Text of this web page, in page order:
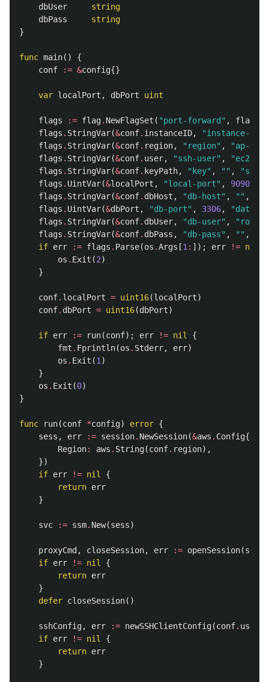
dbUser
string
dbPass
string
}
func main()
{
conf
:= &config{}
var localPort , dbPort uint
flags := flag. NewFlagSet ( "port-forward" , flag
flags . StringVar(&conf. instanceID, "instance-id"
flags . StringVar(&conf. region, "region" ,
"ap-
flags . StringVar(&conf. user, "ssh-user" ,
"ec2-
flags . StringVar(&conf. keyPath, "key" , "" ,
"ssh
flags . UintVar(&localPort , "local-port" , 9090
flags . StringVar(&conf. dbHost , "db-host" , "" ,
flags . UintVar(&dbPort , "db-port" , 3306,
flags . StringVar(&conf. dbUser, "db-user" , "root"
flags . StringVar(&conf. dbPass , "db-pass" , "" ,
if err := flags . Parse(os .Args [1: ]); err != nil
os . Exit (2)
}
conf. localPort = uint16(localPort)
conf. dbPort = uint16(dbPort)
if err := run(conf); err != nil
{
fmt . Fprintln(os . Stderr, err)
os . Exit (1)
}
os . Exit (0)
}
func run(conf *config) error {
sess , err := session. NewSession(&aws . Config{
Region: aws . String(conf. region),
})
if err != nil
{
return err
}
svc := ssm. New(sess)
proxyCmd , closeSession, err := openSession(svc
if err != nil
{
return err
}
defer closeSession()
sshConfig, err := newSSHClientConfig(conf. user
if err != nil
{
return err
}